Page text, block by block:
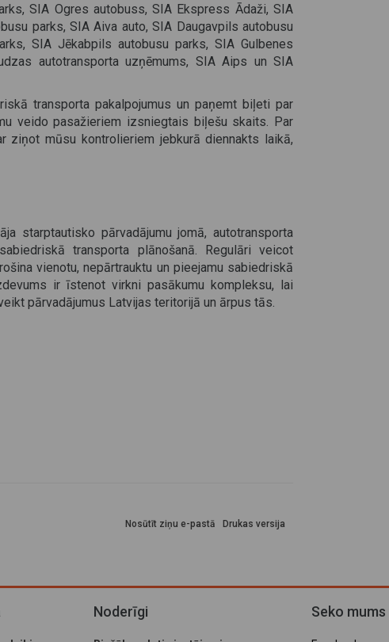
SIA Ogres autobuss, SIA Ekspress Ādaži, SIA
parks, SIA Aiva auto, SIA Daugavpils autobusu
SIA Jēkabpils autobusu parks, SIA Gulbenes
autotransporta uzņēmums, SIA Aips un SIA
transporta pakalpojumus un paņemt biļeti par
veido pasažieriem izsniegtais biļešu skaits. Par
ziņot mūsu kontrolieriem jebkurā diennakts laikā,
starptautisko pārvadājumu jomā, autotransporta
transporta plānošanā. Regulāri veicot
vienotu, nepārtrauktu un pieejamu sabiedriskā
ir īstenot virkni pasākumu kompleksu, lai
pārvadājumus Latvijas teritorijā un ārpus tās.
Drukas versija
Nosūtīt ziņu e-pastā
Noderīgi Seko mums